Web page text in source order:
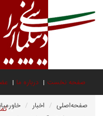
صفحه نخست درباره ما
صفحه‌اصلی اخبار